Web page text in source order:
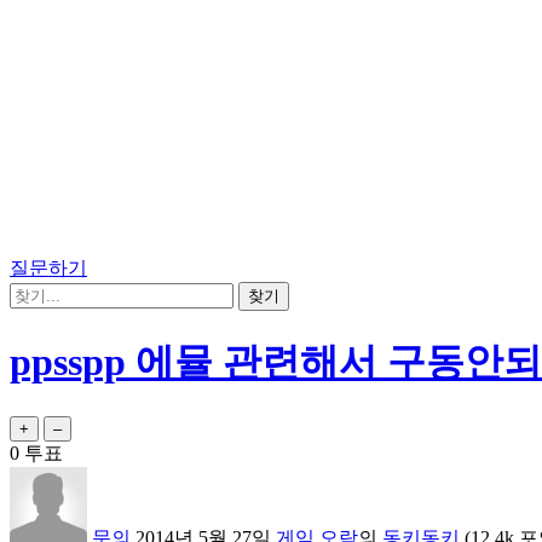
질문하기
ppsspp 에뮬 관련해서 구동안
0 투표
문의 2014년 5월 27일 게임,오락의 동키동키 (12.4k